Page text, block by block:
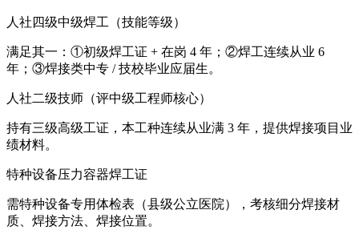
人社四级中级焊工（技能等级）
满足其一：①初级焊工证 + 在岗 4 年；②焊工连续从业 6
年；③焊接类中专 / 技校毕业应届生。
人社二级技师（评中级工程师核心）
持有三级高级工证，本工种连续从业满 3 年，提供焊接项目业
绩材料。
特种设备压力容器焊工证
需特种设备专用体检表（县级公立医院），考核细分焊接材
质、焊接方法、焊接位置。